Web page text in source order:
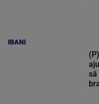
IBANI
să